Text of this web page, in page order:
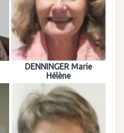
DENNINGER Marie
Hélène